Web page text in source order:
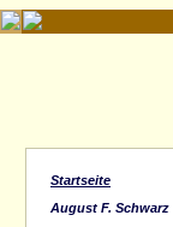
Startseite
August F. Schwarz